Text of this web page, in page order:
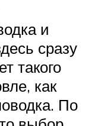
и
сразу
такого
как
По